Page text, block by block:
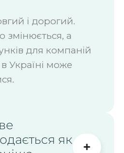
і дорогий.
змінюється, а
для компаній
Україні може
як